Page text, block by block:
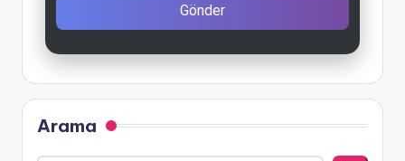
Gönder
Arama